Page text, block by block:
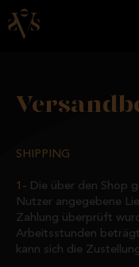
SHIPPING
Die über den Shop
Nutzer angegebene
Zahlung überprüft
Arbeitsstunden
kann sich die